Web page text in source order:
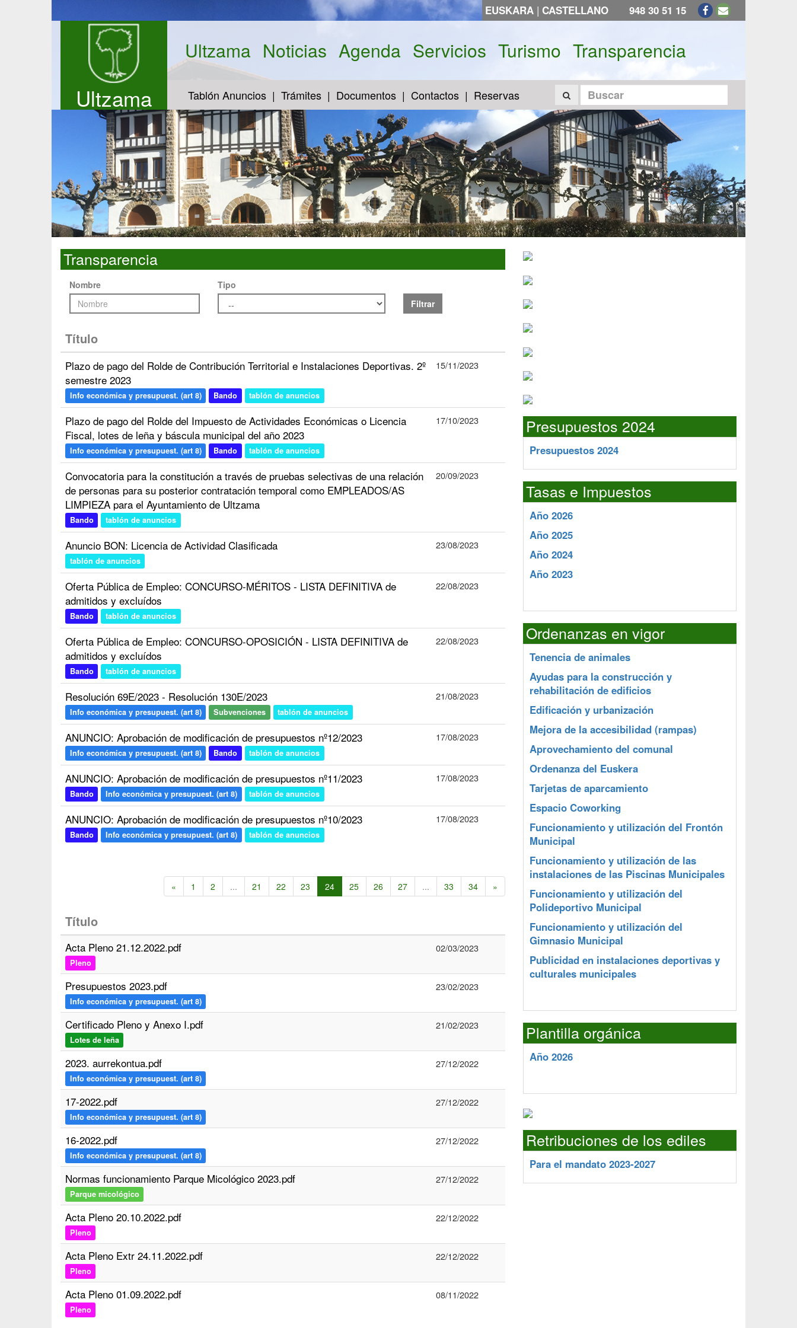
EUSKARA | CASTELLANO 948 30 51 15
Ultzama
Ultzama Noticias Agenda Servicios Turismo Transparencia
Tablón Anuncios Trámites Documentos Contactos Reservas
Transparencia
Nombre
Tipo
Filtrar
Título
Plazo de pago del Rolde de Contribución Territorial e Instalaciones Deportivas. 2º
semestre 2023
Info económica y presupuest. (art 8) Bando tablón de anuncios
15/11/2023
Plazo de pago del Rolde del Impuesto de Actividades Económicas o Licencia
Fiscal, lotes de leña y báscula municipal del año 2023
Info económica y presupuest. (art 8) Bando tablón de anuncios
17/10/2023
Convocatoria para la constitución a través de pruebas selectivas de una relación
de personas para su posterior contratación temporal como EMPLEADOS/AS
LIMPIEZA para el Ayuntamiento de Ultzama
Bando tablón de anuncios
20/09/2023
Anuncio BON: Licencia de Actividad Clasificada
tablón de anuncios
23/08/2023
Oferta Pública de Empleo: CONCURSO-MÉRITOS - LISTA DEFINITIVA de
admitidos y excluídos
Bando tablón de anuncios
22/08/2023
Oferta Pública de Empleo: CONCURSO-OPOSICIÓN - LISTA DEFINITIVA de
admitidos y excluídos
Bando tablón de anuncios
22/08/2023
Resolución 69E/2023 - Resolución 130E/2023
Info económica y presupuest. (art 8) Subvenciones tablón de anuncios
21/08/2023
ANUNCIO: Aprobación de modificación de presupuestos nº12/2023
Info económica y presupuest. (art 8) Bando tablón de anuncios
17/08/2023
ANUNCIO: Aprobación de modificación de presupuestos nº11/2023
Bando Info económica y presupuest. (art 8) tablón de anuncios
17/08/2023
ANUNCIO: Aprobación de modificación de presupuestos nº10/2023
Bando Info económica y presupuest. (art 8) tablón de anuncios
17/08/2023
« 1 2 ... 21 22 23 24 25 26 27 ... 33 34 »
Título
Acta Pleno 21.12.2022.pdf
Pleno
02/03/2023
Presupuestos 2023.pdf
Info económica y presupuest. (art 8)
23/02/2023
Certificado Pleno y Anexo I.pdf
Lotes de leña
21/02/2023
2023. aurrekontua.pdf
Info económica y presupuest. (art 8)
27/12/2022
17-2022.pdf
Info económica y presupuest. (art 8)
27/12/2022
16-2022.pdf
Info económica y presupuest. (art 8)
27/12/2022
Normas funcionamiento Parque Micológico 2023.pdf
Parque micológico
27/12/2022
Acta Pleno 20.10.2022.pdf
Pleno
22/12/2022
Acta Pleno Extr 24.11.2022.pdf
Pleno
22/12/2022
Acta Pleno 01.09.2022.pdf
Pleno
08/11/2022
Presupuestos 2024
Presupuestos 2024
Tasas e Impuestos
Año 2026
Año 2025
Año 2024
Año 2023
Ordenanzas en vigor
Tenencia de animales
Ayudas para la construcción y
rehabilitación de edificios
Edificación y urbanización
Mejora de la accesibilidad (rampas)
Aprovechamiento del comunal
Ordenanza del Euskera
Tarjetas de aparcamiento
Espacio Coworking
Funcionamiento y utilización del Frontón
Municipal
Funcionamiento y utilización de las
instalaciones de las Piscinas Municipales
Funcionamiento y utilización del
Polideportivo Municipal
Funcionamiento y utilización del
Gimnasio Municipal
Publicidad en instalaciones deportivas y
culturales municipales
Plantilla orgánica
Año 2026
Retribuciones de los ediles
Para el mandato 2023-2027